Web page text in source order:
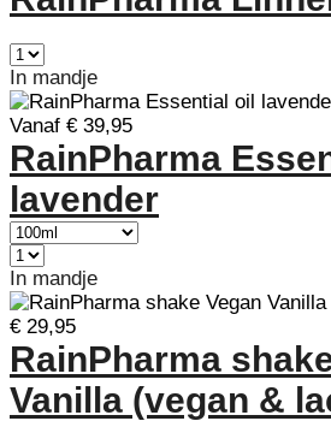
In mandje
Vanaf € 39,95
RainPharma
lavender
In mandje
€ 29,95
RainPharma
Vanilla (vegan &